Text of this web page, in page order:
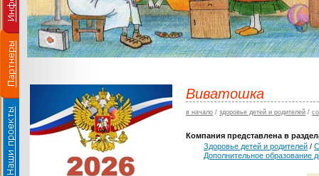
Виватошка
в начало / здоровье детей и родителей /
Компания представлена в
Здоровье детей и родителей /
Дополнительное образование